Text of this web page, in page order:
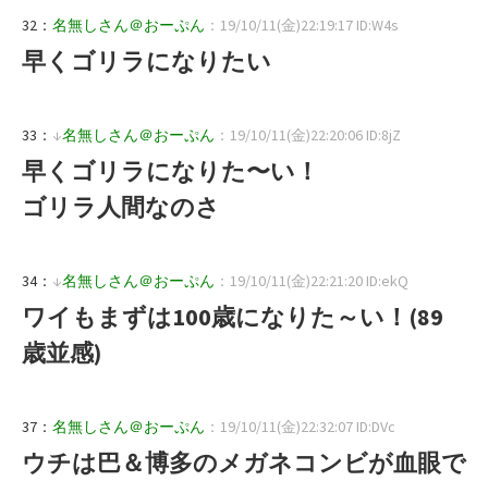
32： 名無しさん＠おーぷん ：19/10/11(金)22:19:17 ID:W4s
早くゴリラになりたい
33： ↓名無しさん＠おーぷん ：19/10/11(金)22:20:06 ID:8jZ
早くゴリラになりた〜い！
ゴリラ人間なのさ
34： ↓名無しさん＠おーぷん ：19/10/11(金)22:21:20 ID:ekQ
ワイもまずは100歳になりた～い！(89
歳並感)
37： 名無しさん＠おーぷん ：19/10/11(金)22:32:07 ID:DVc
ウチは巴＆博多のメガネコンビが血眼で